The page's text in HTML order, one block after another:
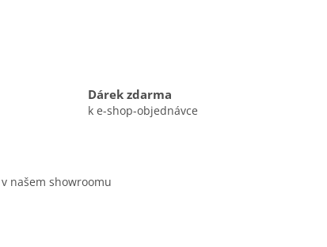
Dárek zdarma
k e-shop-objednávce
našem showroomu